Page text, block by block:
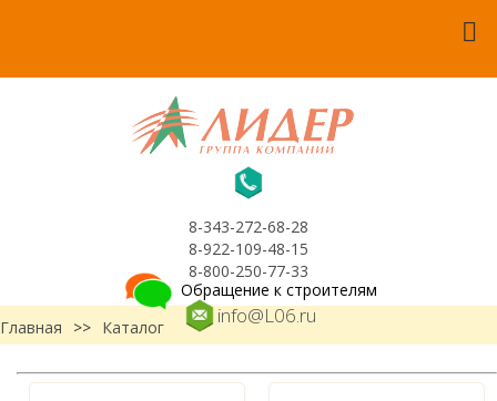
8-343-272-68-28
8-922-109-48-15
8-800-250-77-33
info@L06.ru
Обращение к строителям
Главная
>> Каталог